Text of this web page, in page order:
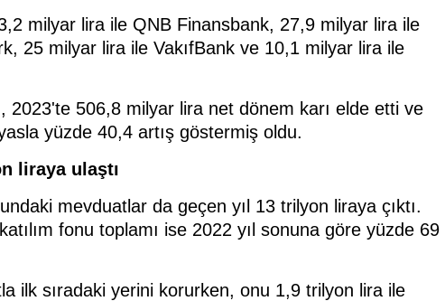
milyar lira ile QNB Finansbank, 27,9 milyar lira ile
25 milyar lira ile VakıfBank ve 10,1 milyar lira ile
2023'te 506,8 milyar lira net dönem karı elde etti ve
yüzde 40,4 artış göstermiş oldu.
liraya ulaştı
mevduatlar da geçen yıl 13 trilyon liraya çıktı.
fonu toplamı ise 2022 yıl sonuna göre yüzde 69
ilk sıradaki yerini korurken, onu 1,9 trilyon lira ile